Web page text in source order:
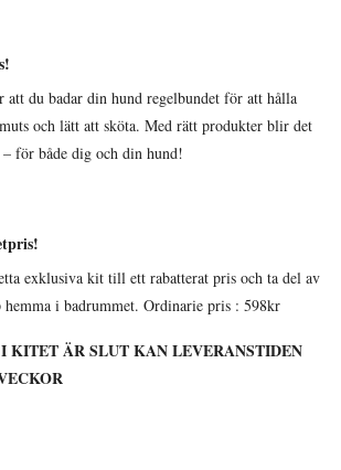
att du badar din hund regelbundet för att hålla
och lätt att sköta. Med rätt produkter blir det
för både dig och din hund!
exklusiva kit till ett rabatterat pris och ta del av
hemma i badrummet. Ordinarie pris : 598kr
KITET ÄR SLUT KAN LEVERANSTIDEN